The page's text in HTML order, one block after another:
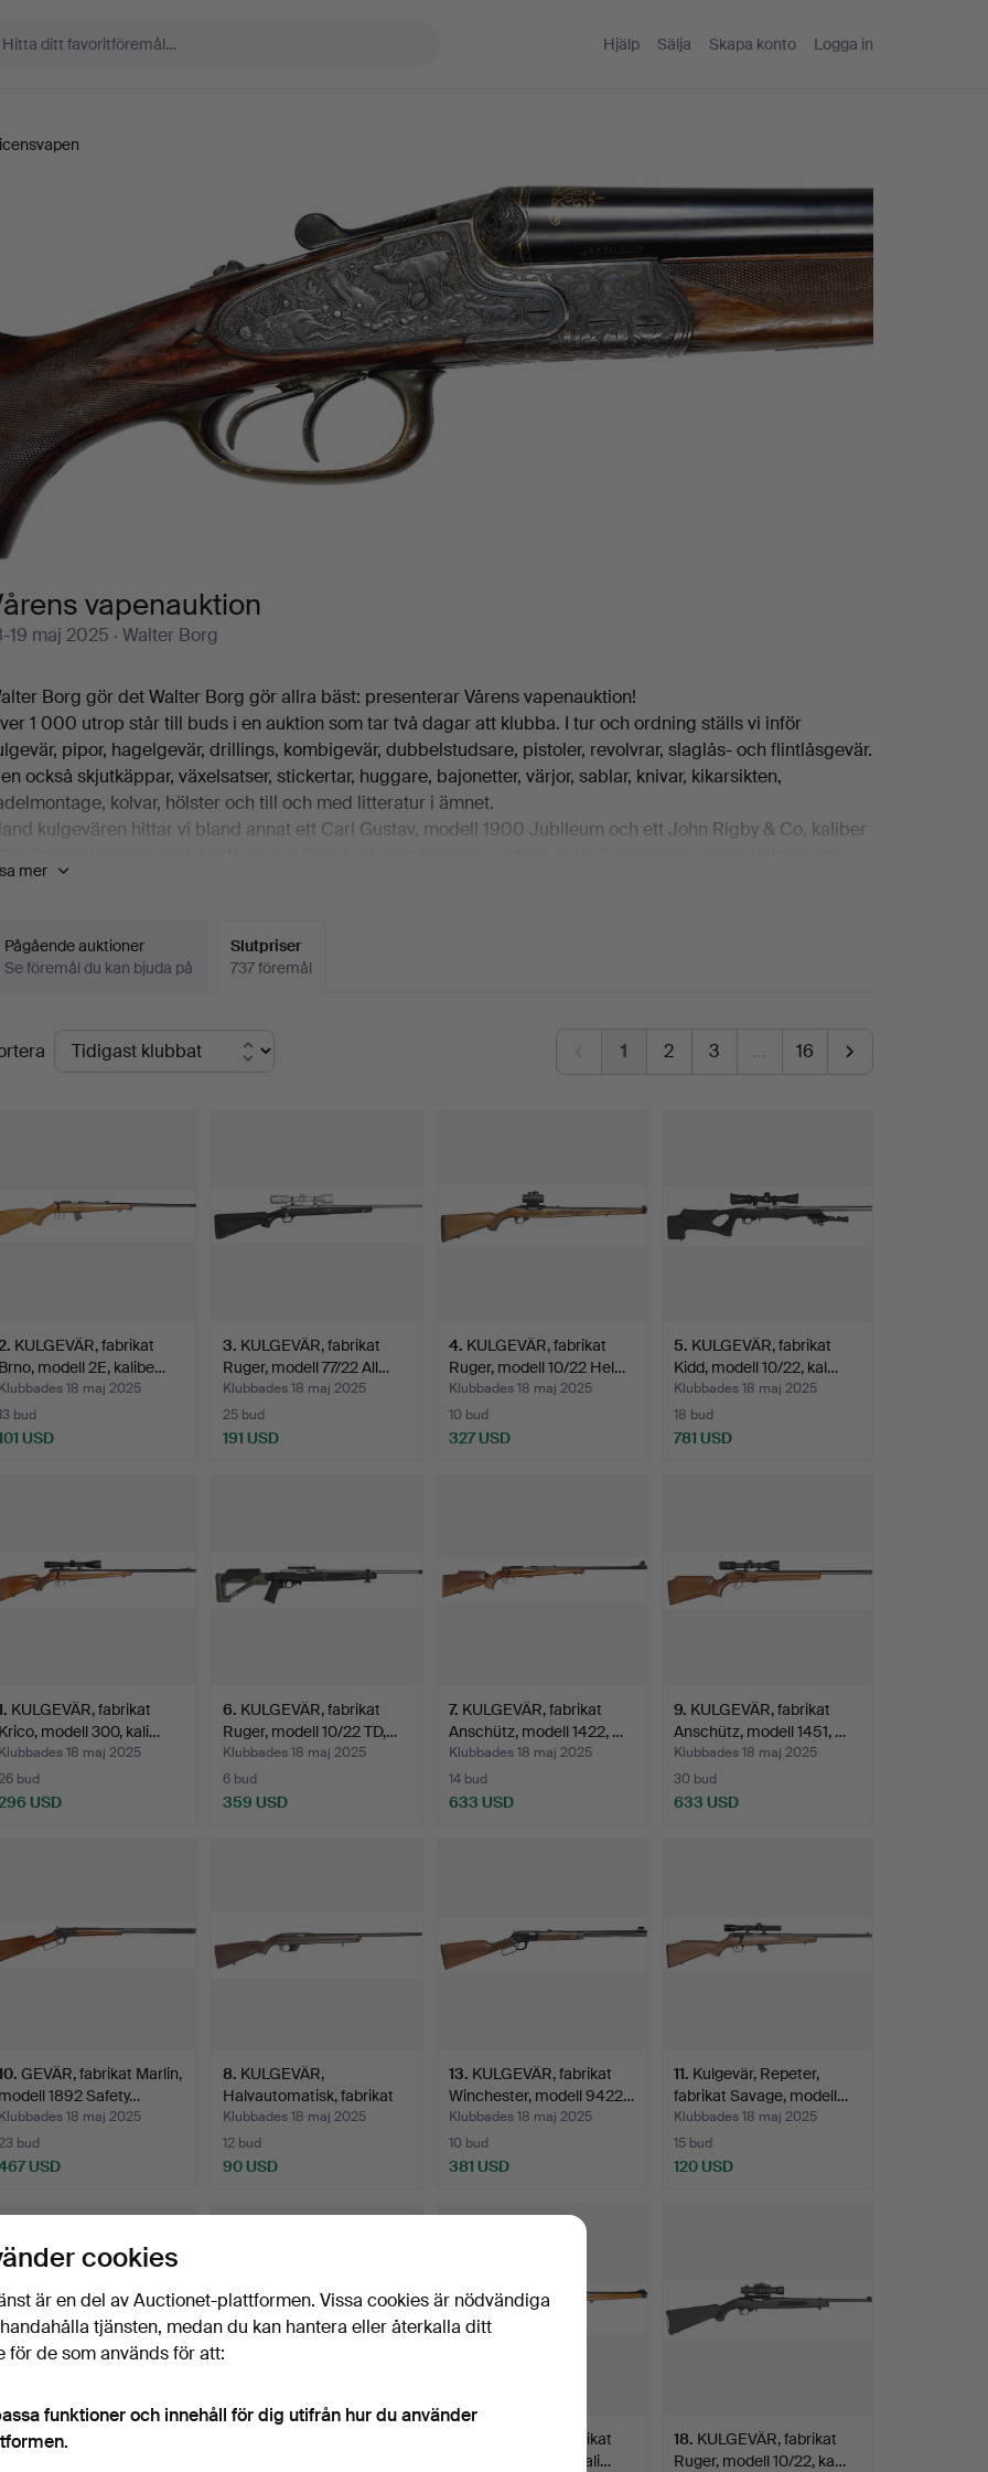
Hjälp Sälja Skapa konto Logga in
vapenauktion
19 maj 2025 · Walter Borg
Borg gör det Walter Borg gör allra bäst: presenterar Vårens vapenauktion!
1 000 utrop står till buds i en auktion som tar två dagar att klubba. I tur och ordning ställs vi inför
pipor, hagelgevär, drillings, kombigevär, dubbelstudsare, pistoler, revolvrar, slaglås- och flintlåsgevär.
också skjutkäppar, växelsatser, stickertar, huggare, bajonetter, värjor, sablar, knivar, kikarsikten,
kolvar, hölster och till och med litteratur i ämnet.
kulgevären hittar vi bland annat ett Carl Gustav, modell 1900 Jubileum och ett John Rigby & Co, kaliber
en bössa för enkelskott från J.Purdey & Sons. För att nämna några enstaka artiklar ur auktionen.
till Walter Borg och Vårens vapenauktion!
mer
Pågående auktioner
Se föremål du kan bjuda på
Slutpriser
737 föremål
1 2 3 … 16
. KULGEVÄR, fabrikat
modell 2E, kalibe…
18 maj 2025
bud
USD
3. KULGEVÄR, fabrikat
Ruger, modell 77/22 All…
Klubbades 18 maj 2025
25 bud
191 USD
4. KULGEVÄR, fabrikat
Ruger, modell 10/22 Hel…
Klubbades 18 maj 2025
10 bud
327 USD
5. KULGEVÄR, fabrikat
Kidd, modell 10/22, kal…
Klubbades 18 maj 2025
18 bud
781 USD
. KULGEVÄR, fabrikat
modell 300, kali…
18 maj 2025
bud
USD
6. KULGEVÄR, fabrikat
Ruger, modell 10/22 TD,…
Klubbades 18 maj 2025
6 bud
359 USD
7. KULGEVÄR, fabrikat
Anschütz, modell 1422, …
Klubbades 18 maj 2025
14 bud
633 USD
9. KULGEVÄR, fabrikat
Anschütz, modell 1451, …
Klubbades 18 maj 2025
30 bud
633 USD
. GEVÄR, fabrikat Marlin,
1892 Safety…
18 maj 2025
bud
USD
8. KULGEVÄR,
Halvautomatisk, fabrikat
Winches…
Klubbades 18 maj 2025
12 bud
90 USD
13. KULGEVÄR, fabrikat
Winchester, modell 9422…
Klubbades 18 maj 2025
10 bud
381 USD
11. Kulgevär, Repeter,
fabrikat Savage, modell…
Klubbades 18 maj 2025
15 bud
120 USD
.KULGEVÄR, fabrikat
KULGEVÄR, fabrikat
Krico, modell 300, kali…
18. KULGEVÄR, fabrikat
Ruger, modell 10/22, ka…
cookies
är en del av Auctionet-plattformen. Vissa cookies är nödvändiga
tjänsten, medan du kan hantera eller återkalla ditt
för de som används för att:
funktioner och innehåll för dig utifrån hur du använder